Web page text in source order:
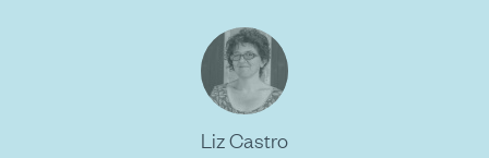
Liz Castro